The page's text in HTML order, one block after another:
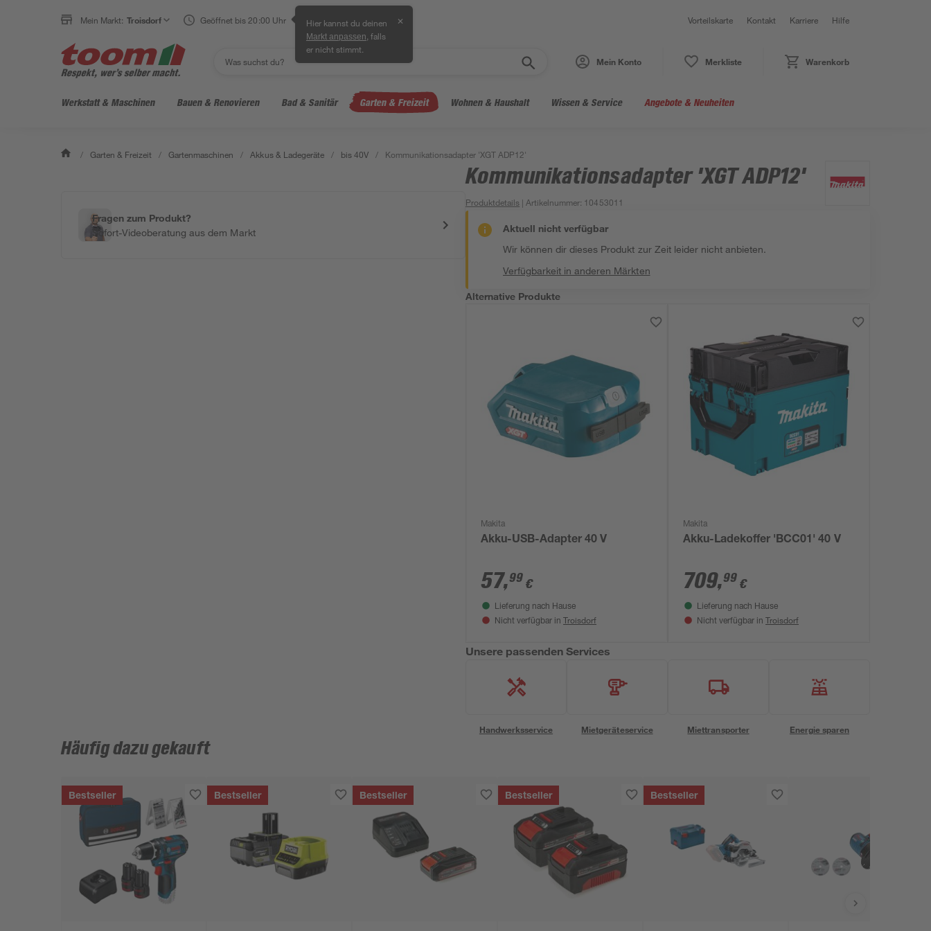
Mein Markt: Troisdorf Geöffnet bis 20:00 Uhr Hier kannst du deinen
Markt anpassen , falls
er nicht stimmt.
✕ Vorteilskarte Kontakt Karriere Hilfe
Mein Konto Merkliste Warenkorb
Werkstatt & Maschinen Bauen & Renovieren Bad & Sanitär Garten & Freizeit Wohnen & Haushalt Wissen & Service Angebote & Neuheiten
/ Garten & Freizeit / Gartenmaschinen / Akkus & Ladegeräte / bis 40V / Kommunikationsadapter 'XGT ADP12'
Fragen zum Produkt?
Sofort-Videoberatung aus dem Markt
Kommunikationsadapter 'XGT ADP12'
Produktdetails | Artikelnummer: 10453011
Aktuell nicht verfügbar
Wir können dir dieses Produkt zur Zeit leider nicht anbieten.
Verfügbarkeit in anderen Märkten
Alternative Produkte
Makita
Akku-USB-Adapter 40 V
57,99 €
Lieferung nach Hause
Nicht verfügbar in Troisdorf
Makita
Akku-Ladekoffer 'BCC01' 40 V
709,99 €
Lieferung nach Hause
Nicht verfügbar in Troisdorf
Unsere passenden Services
Handwerksservice Mietgeräteservice Miettransporter Energie sparen
Häufig dazu gekauft
Bestseller Bestseller Bestseller Bestseller Bestseller